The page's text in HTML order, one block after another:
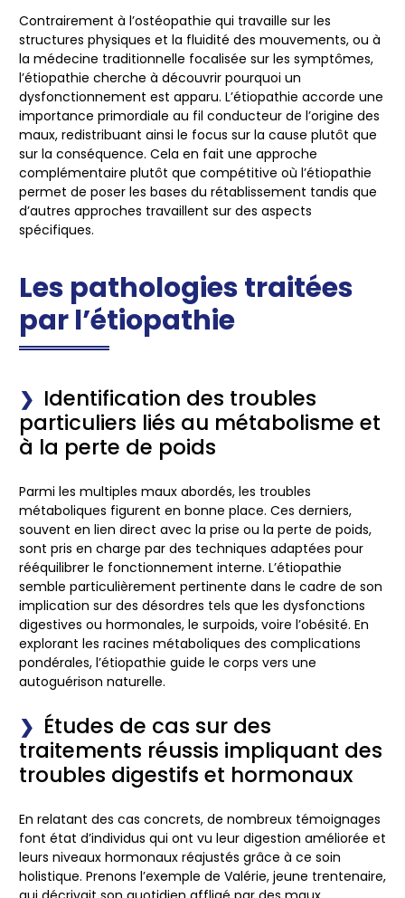
Contrairement à l’ostéopathie qui travaille sur les
structures physiques et la fluidité des mouvements, ou à
la médecine traditionnelle focalisée sur les symptômes,
l’étiopathie cherche à découvrir pourquoi un
dysfonctionnement est apparu. L’étiopathie accorde une
importance primordiale au fil conducteur de l’origine des
maux, redistribuant ainsi le focus sur la cause plutôt que
sur la conséquence. Cela en fait une approche
complémentaire plutôt que compétitive où l’étiopathie
permet de poser les bases du rétablissement tandis que
d’autres approches travaillent sur des aspects
spécifiques.
Les pathologies traitées
par l’étiopathie
Identification des troubles
particuliers liés au métabolisme et
à la perte de poids
Parmi les multiples maux abordés, les troubles
métaboliques figurent en bonne place. Ces derniers,
souvent en lien direct avec la prise ou la perte de poids,
sont pris en charge par des techniques adaptées pour
rééquilibrer le fonctionnement interne. L’étiopathie
semble particulièrement pertinente dans le cadre de son
implication sur des désordres tels que les dysfonctions
digestives ou hormonales, le surpoids, voire l’obésité. En
explorant les racines métaboliques des complications
pondérales, l’étiopathie guide le corps vers une
autoguérison naturelle.
Études de cas sur des
traitements réussis impliquant des
troubles digestifs et hormonaux
En relatant des cas concrets, de nombreux témoignages
font état d’individus qui ont vu leur digestion améliorée et
leurs niveaux hormonaux réajustés grâce à ce soin
holistique. Prenons l’exemple de Valérie, jeune trentenaire,